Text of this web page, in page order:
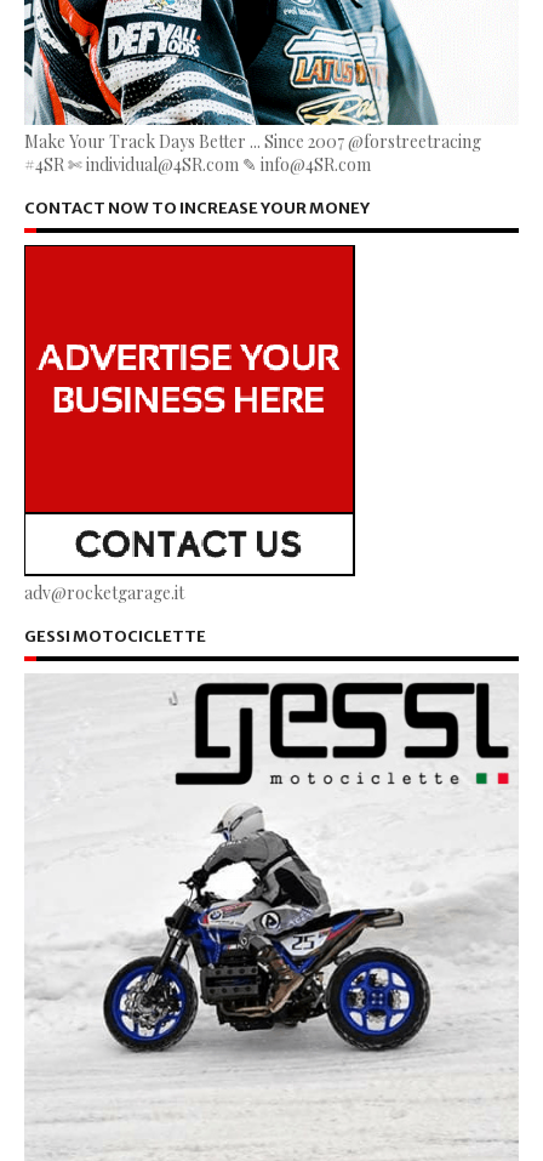
Make Your Track Days Better ... Since 2007 @forstreetracing
#4SR ✄ individual@4SR.com ✎ info@4SR.com
CONTACT NOW TO INCREASE YOUR MONEY
adv@rocketgarage.it
GESSI MOTOCICLETTE